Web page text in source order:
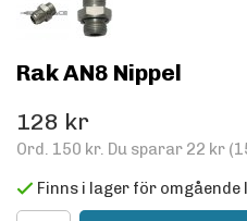
Rak AN8 Nippel
128 kr
Ord. 150 kr. Du sparar 22 kr (
Finns i lager för omgående